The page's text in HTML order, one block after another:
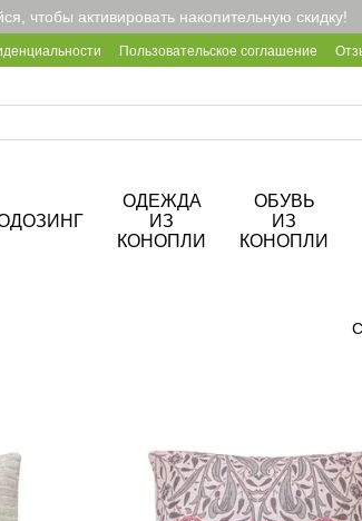
чтобы активировать накопительную скидку!
Пользовательское соглашение
ОДЕЖДА
ИЗ
КОНОПЛИ
ОБУВЬ
ИЗ
КОНОПЛИ